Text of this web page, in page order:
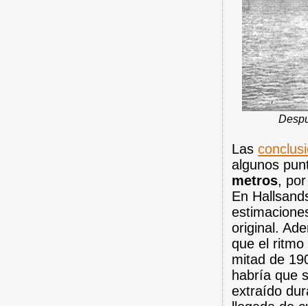
Las
algunos
metros,
En
original.
que el
mitad de
habría que
extraído